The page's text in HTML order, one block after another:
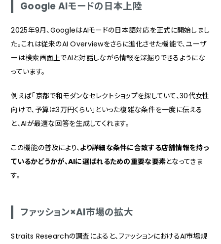
Google AIモードの日本上陸
2025年9月、GoogleはAIモードの日本語対応を正式に開始しまし
た。これは従来のAI Overviewをさらに進化させた機能で、ユーザ
ーは検索画面上でAIと対話しながら情報を深掘りできるようにな
っています。
例えば「京都で和モダンなセレクトショップを探していて、30代女性
向けで、予算は3万円くらい」といった複雑な条件を一度に伝える
と、AIが最適な回答を生成してくれます。
この機能の普及により、より詳細な条件に合致する店舗情報を持っ
ているかどうかが、AIに選ばれるための重要な要素となってきま
す。
ファッション×AI市場の拡大
Straits Researchの調査によると、ファッションにおけるAI市場規